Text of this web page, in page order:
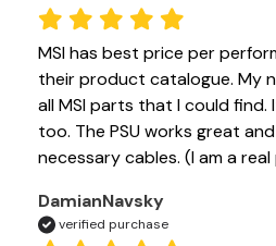
MSI has best price per
their product catalogue. My
all MSI parts that I could find.
too. The PSU works great
necessary cables. (I am a
DamianNavsky
verified purchase